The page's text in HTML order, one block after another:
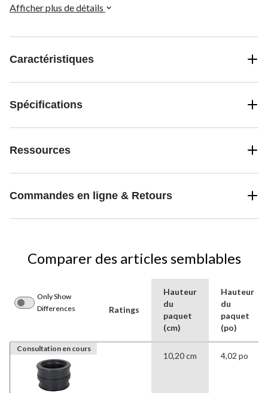
Afficher plus de détails
Caractéristiques
Spécifications
Ressources
Commandes en ligne & Retours
Comparer des articles semblables
Only Show
Differences
Ratings
Hauteur
du
paquet
(cm)
Hauteur
du
paquet
(po)
Consultation en cours
10,20 cm 4,02 po